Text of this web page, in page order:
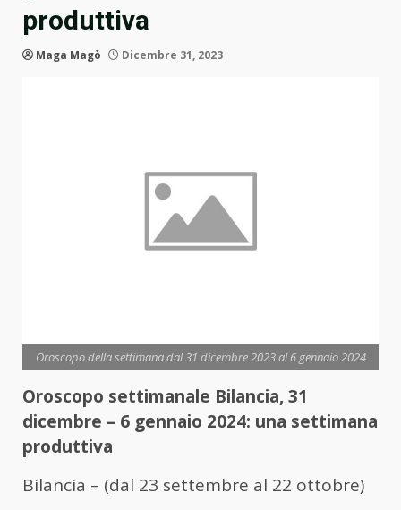
produttiva
Maga Magò Dicembre 31, 2023
Oroscopo della settimana dal 31 dicembre 2023 al 6 gennaio 2024
Oroscopo settimanale Bilancia, 31
dicembre – 6 gennaio 2024: una settimana
produttiva
Bilancia – (dal 23 settembre al 22 ottobre)